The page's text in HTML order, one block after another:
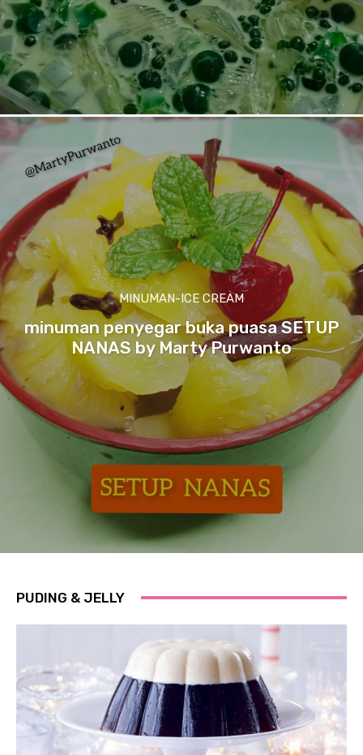
MINUMAN-ICE CREAM
minuman penyegar buka puasa SETUP
NANAS by Marty Purwanto
PUDING & JELLY